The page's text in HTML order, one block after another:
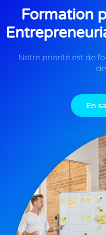
Formation
Notre priorité est de
En